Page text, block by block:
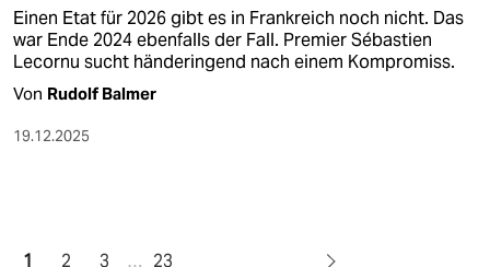
Einen Etat für 2026 gibt es in Frankreich noch nicht. Das
war Ende 2024 ebenfalls der Fall. Premier Sébastien
Lecornu sucht händeringend nach einem Kompromiss.
Von Rudolf Balmer
19.12.2025
1 2 3 … 23